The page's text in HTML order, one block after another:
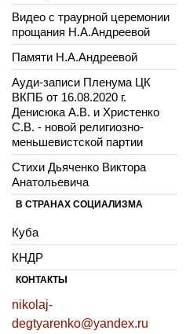
Видео с траурной церемонии
прощания Н.А.Андреевой
Памяти Н.А.Андреевой
Ауди-записи Пленума ЦК
ВКПБ от 16.08.2020 г.
Денисюка А.В. и Христенко
С.В. - новой религиозно-
меньшевистской партии
Стихи Дьяченко Виктора
Анатольевича
В СТРАНАХ СОЦИАЛИЗМА
Куба
КНДР
КОНТАКТЫ
nikolaj-
degtyarenko@yandex.ru